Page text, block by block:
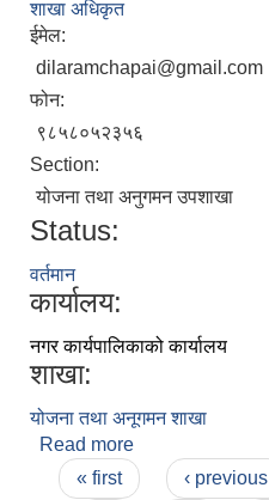
शाखा अधिकृत
ईमेल:
dilaramchapai@gmail.com
फोन:
९८५८०५२३५६
Section:
योजना तथा अनुगमन उपशाखा
Status:
वर्तमान
कार्यालय:
नगर कार्यपालिकाको कार्यालय
शाखा:
योजना तथा अनूगमन शाखा
Read more
Pages
« first ‹ previous